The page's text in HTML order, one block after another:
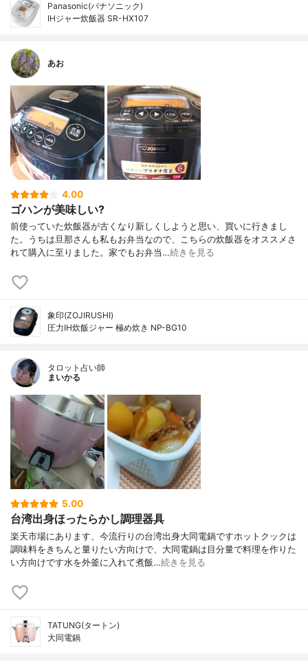
Panasonic(パナソニック)
IHジャー炊飯器 SR-HX107
あお
4.00
ゴハンが美味しい?
前使っていた炊飯器が古くなり新しくしようと思い、買いに行きまし
た。うちは旦那さんも私もお弁当なので、こちらの炊飯器をオススメさ
れて購入に至りました。家でもお弁当…続きを見る
象印(ZOJIRUSHI)
圧力IH炊飯ジャー 極め炊き NP-BG10
タロット占い師
まいかる
5.00
台湾出身ほったらかし調理器具
楽天市場にあります、今流行りの台湾出身大同電鍋ですホットクックは
調味料をきちんと量りたい方向けで、大同電鍋は目分量で料理を作りた
い方向けです水を外釜に入れて煮飯…続きを見る
TATUNG(タートン)
大同電鍋